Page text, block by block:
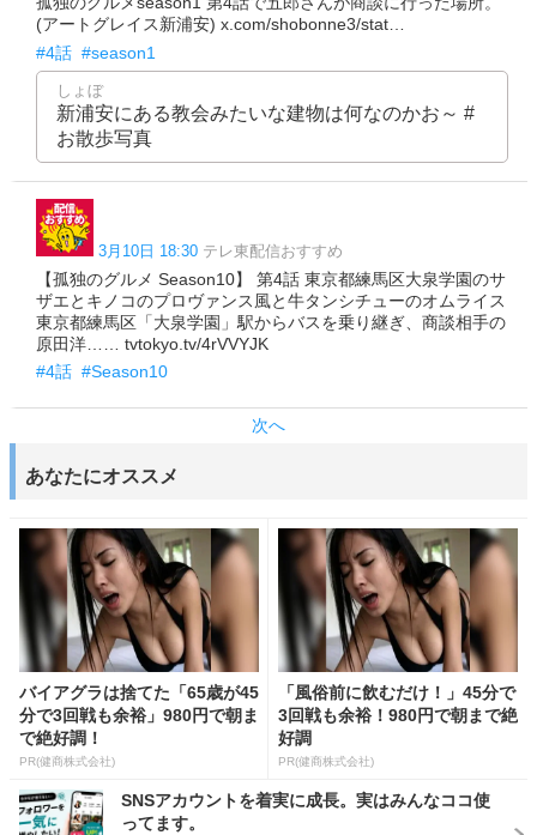
(アートグレイス新浦安) x.com/shobonne3/stat…
#4話 #season1
しょぼ
新浦安にある教会みたいな建物は何なのかお～ #
お散歩写真
3月10日 18:30 テレ東配信おすすめ
【孤独のグルメ Season10】 第4話 東京都練馬区大泉学園のサ
ザエとキノコのプロヴァンス風と牛タンシチューのオムライス
東京都練馬区「大泉学園」駅からバスを乗り継ぎ、商談相手の
原田洋…… tvtokyo.tv/4rVVYJK
#4話 #Season10
次へ
あなたにオススメ
バイアグラは捨てた「65歳が45
分で3回戦も余裕」980円で朝ま
で絶好調！
PR(健商株式会社)
「風俗前に飲むだけ！」45分で
3回戦も余裕！980円で朝まで絶
好調
PR(健商株式会社)
SNSアカウントを着実に成長。実はみんなココ使
ってます。